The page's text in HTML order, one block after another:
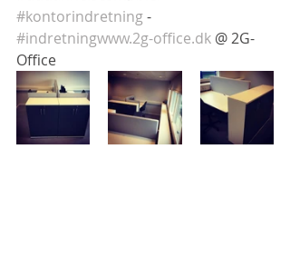
#kontorindretning -
#indretningwww.2g-office.dk @ 2G-
Office